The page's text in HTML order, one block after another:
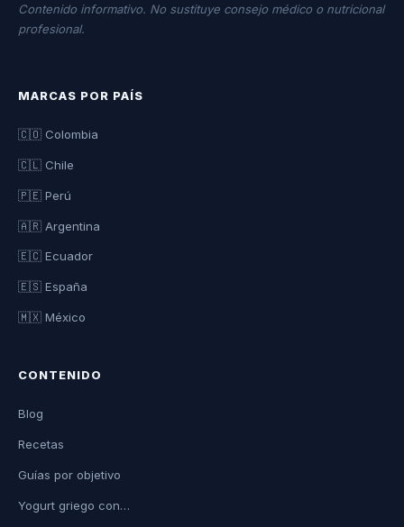
Contenido informativo. No sustituye consejo médico o nutricional
profesional.
MARCAS POR PAÍS
🇨🇴 Colombia
🇨🇱 Chile
🇵🇪 Perú
🇦🇷 Argentina
🇪🇨 Ecuador
🇪🇸 España
🇲🇽 México
CONTENIDO
Blog
Recetas
Guías por objetivo
Yogurt griego con…